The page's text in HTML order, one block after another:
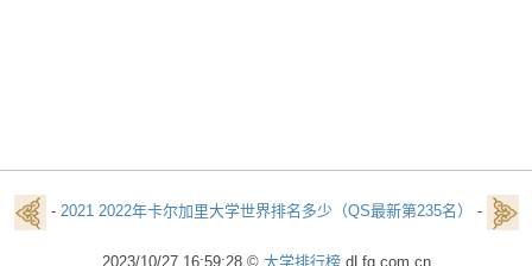
- 2021 2022年卡尔加里大学世界排名多少（QS最新第235名） -
2023/10/27 16:59:28 © 大学排行榜dLfg.com.cn